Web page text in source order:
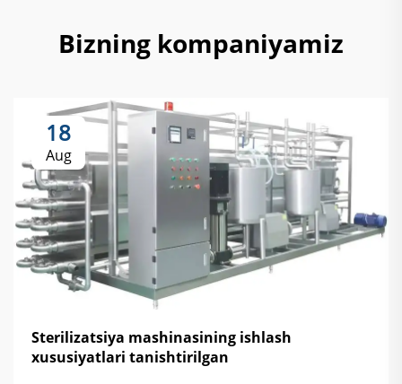
Bizning kompaniyamiz
18
Aug
Sterilizatsiya mashinasining ishlash
xususiyatlari tanishtirilgan